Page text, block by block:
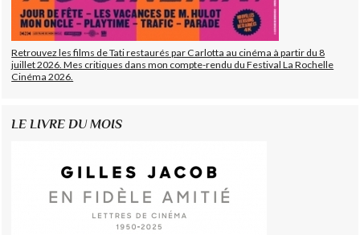
Retrouvez les films de Tati restaurés par Carlotta au cinéma à partir du 8
juillet 2026. Mes critiques dans mon compte-rendu du Festival La Rochelle
Cinéma 2026.
LE LIVRE DU MOIS